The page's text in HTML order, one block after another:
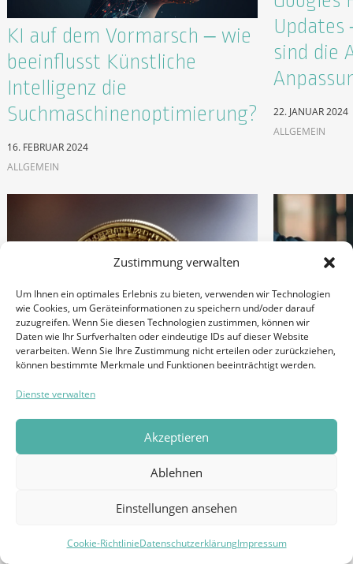
Zustimmung verwalten
Um Ihnen ein optimales Erlebnis zu bieten, verwenden wir Technologien
wie Cookies, um Geräteinformationen zu speichern und/oder darauf
zuzugreifen. Wenn Sie diesen Technologien zustimmen, können wir
Daten wie Ihr Surfverhalten oder eindeutige IDs auf dieser Website
verarbeiten. Wenn Sie Ihre Zustimmung nicht erteilen oder zurückziehen,
können bestimmte Merkmale und Funktionen beeinträchtigt werden.
Dienste verwalten
Akzeptieren
Ablehnen
Einstellungen ansehen
Cookie-RichtlinieDatenschutzerklärungImpressum
kostenloses
KI auf dem Vormarsch – wie
beeinflusst Künstliche
Intelligenz die
Suchmaschinenoptimierung?
16. FEBRUAR 2024
ALLGEMEIN
sind die
22. JANUAR 2024
ALLGEMEIN
Der ultimative Guide für
Krypto PR & Marketing –
mit Checklisten!
ONLINE MARKETINGONLINE